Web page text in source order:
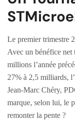
Le premier trimestre
Avec un bénéfice
millions l’année
27% à 2,5 milliards,
Jean-Marc Chéry,
marque, selon lui, le
remonter la pente ?